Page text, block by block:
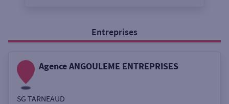
Sélectionnez votre recherche
Entreprises
Agence ANGOULEME ENTREPRISES
SG TARNEAUD